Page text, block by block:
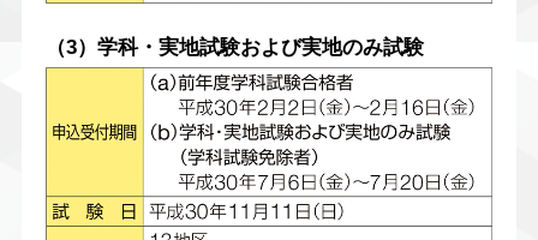
（3）学科・実地試験および実地のみ試験